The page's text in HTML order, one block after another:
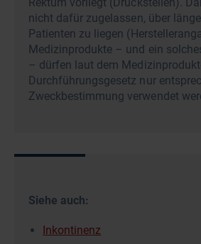
nicht dafür zugelassen, über
Patienten zu liegen
Medizinprodukte – und ein
– dürfen laut dem
Durchführungsgesetz nur
Zweckbestimmung verwendet
Siehe auch:
Inkontinenz